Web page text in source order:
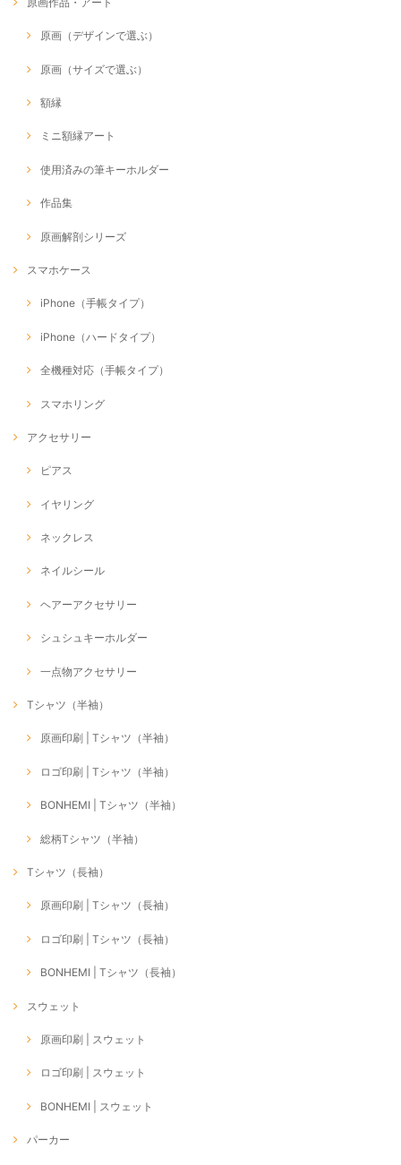
原画（デザインで選ぶ）
原画（サイズで選ぶ）
額縁
ミニ額縁アート
使用済みの筆キーホルダー
作品集
原画解剖シリーズ
スマホケース
iPhone（手帳タイプ）
iPhone（ハードタイプ）
全機種対応（手帳タイプ）
スマホリング
アクセサリー
ピアス
イヤリング
ネックレス
ネイルシール
ヘアーアクセサリー
シュシュキーホルダー
一点物アクセサリー
Tシャツ（半袖）
原画印刷 | Tシャツ（半袖）
ロゴ印刷 | Tシャツ（半袖）
BONHEMI | Tシャツ（半袖）
総柄Tシャツ（半袖）
Tシャツ（長袖）
原画印刷 | Tシャツ（長袖）
ロゴ印刷 | Tシャツ（長袖）
BONHEMI | Tシャツ（長袖）
スウェット
原画印刷 | スウェット
ロゴ印刷 | スウェット
BONHEMI | スウェット
パーカー